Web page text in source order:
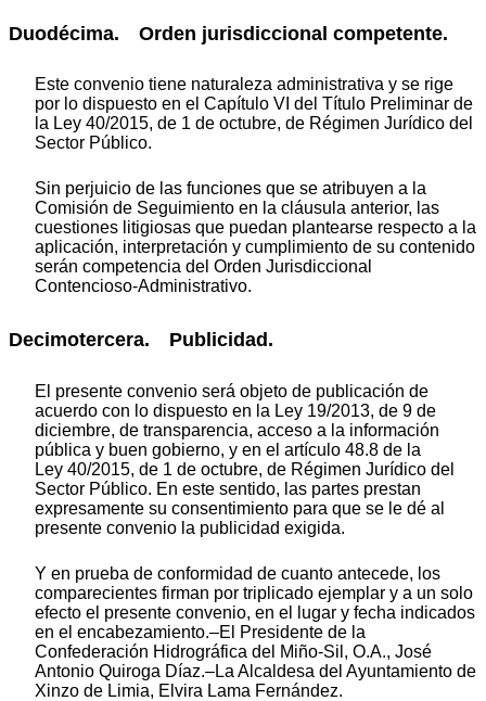
Duodécima. Orden jurisdiccional competente.
Este convenio tiene naturaleza administrativa y se rige
por lo dispuesto en el Capítulo VI del Título Preliminar de
la Ley 40/2015, de 1 de octubre, de Régimen Jurídico del
Sector Público.
Sin perjuicio de las funciones que se atribuyen a la
Comisión de Seguimiento en la cláusula anterior, las
cuestiones litigiosas que puedan plantearse respecto a la
aplicación, interpretación y cumplimiento de su contenido
serán competencia del Orden Jurisdiccional
Contencioso-Administrativo.
Decimotercera. Publicidad.
El presente convenio será objeto de publicación de
acuerdo con lo dispuesto en la Ley 19/2013, de 9 de
diciembre, de transparencia, acceso a la información
pública y buen gobierno, y en el artículo 48.8 de la
Ley 40/2015, de 1 de octubre, de Régimen Jurídico del
Sector Público. En este sentido, las partes prestan
expresamente su consentimiento para que se le dé al
presente convenio la publicidad exigida.
Y en prueba de conformidad de cuanto antecede, los
comparecientes firman por triplicado ejemplar y a un solo
efecto el presente convenio, en el lugar y fecha indicados
en el encabezamiento.–El Presidente de la
Confederación Hidrográfica del Miño-Sil, O.A., José
Antonio Quiroga Díaz.–La Alcaldesa del Ayuntamiento de
Xinzo de Limia, Elvira Lama Fernández.